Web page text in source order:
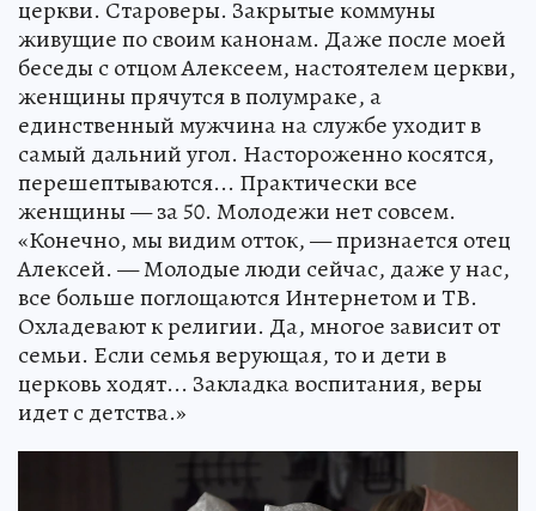
церкви. Староверы. Закрытые коммуны
живущие по своим канонам. Даже после моей
беседы с отцом Алексеем, настоятелем церкви,
женщины прячутся в полумраке, а
единственный мужчина на службе уходит в
самый дальний угол. Настороженно косятся,
перешептываются... Практически все
женщины — за 50. Молодежи нет совсем.
«Конечно, мы видим отток, — признается отец
Алексей. — Молодые люди сейчас, даже у нас,
все больше поглощаются Интернетом и ТВ.
Охладевают к религии. Да, многое зависит от
семьи. Если семья верующая, то и дети в
церковь ходят... Закладка воспитания, веры
идет с детства.»